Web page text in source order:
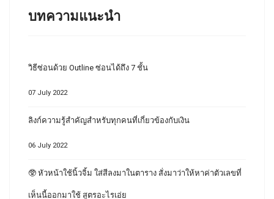
บทความแนะนำ
วิธีซ่อนด้วย Outline ซ่อนได้ถึง 7 ชั้น
07 July 2022
ลิงก์ความรู้สำคัญสำหรับทุกคนที่เกี่ยวข้องกับเงิน
06 July 2022
🥸 หัวหน้าใช้นิ้วจิ้ม ใส่สีลงมาในตาราง สั่งมาว่าให้หาค่าตัวเลขที่
เห็นนี้ออกมาใช้ สูตรอะไรเอ่ย